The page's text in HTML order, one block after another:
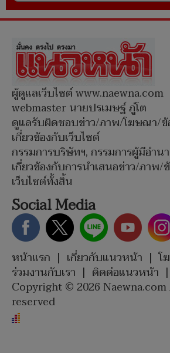
ผู้ดูแลเว็บไซต์ www.naewna.com
webmaster นายปรเมษฐ์ ภู่โต
ดูแลรับผิดชอบข่าว/ภาพ/โฆษณา/
เกี่ยวข้องกับเว็บไซต์
กรรมการบริษัทฯ, กรรมการผู้มีอำน
เกี่ยวข้องกับการนำเสนอข่าว/ภาพ/
เว็บไซต์ทั้งสิ้น
Social Media
หน้าแรก | เกี่ยวกับแนวหน้า | โ
ร่วมงานกับเรา | ติดต่อแนวหน้า |
Copyright © 2026
reserved